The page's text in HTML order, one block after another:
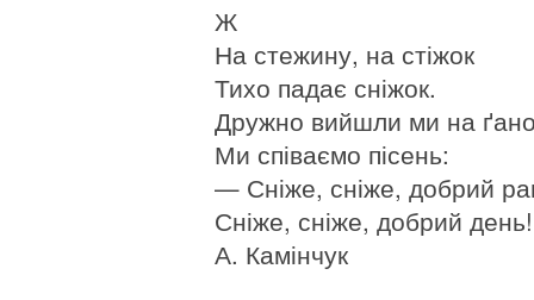
Ж
На стежину, на стіжок
Тихо падає сніжок.
Дружно вийшли ми на
Ми співаємо пісень:
— Сніже, сніже, добрий
Сніже, сніже, добрий
А. Камінчук